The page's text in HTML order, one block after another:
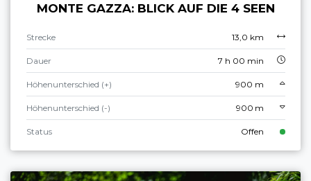
MONTE GAZZA: BLICK AUF DIE 4 SEEN
Strecke 13,0 km
Dauer 7 h 00 min
Höhenunterschied (+) 900 m
Höhenunterschied (-) 900 m
Status Offen